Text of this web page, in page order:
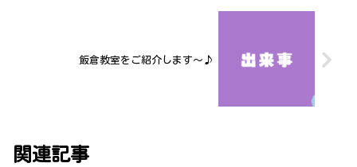
飯倉教室をご紹介します～♪
関連記事